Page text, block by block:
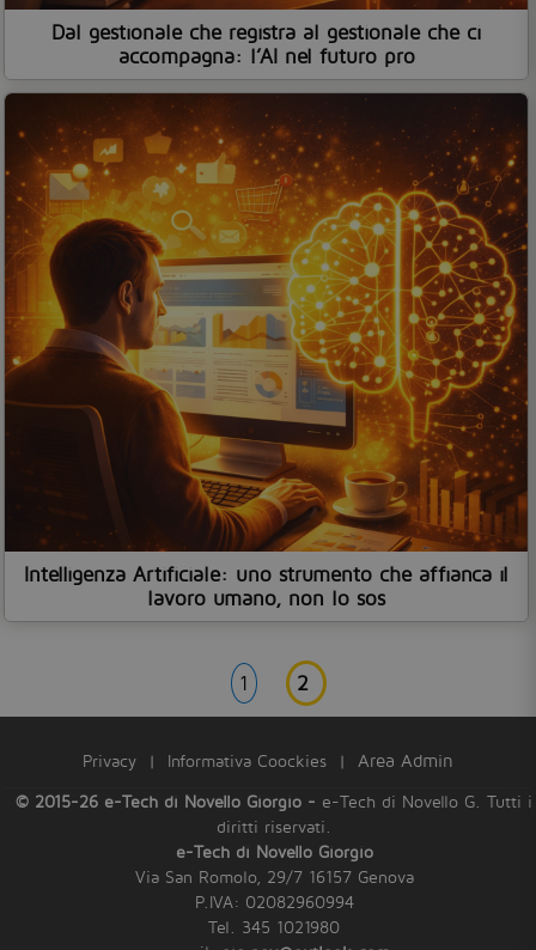
Dal gestionale che registra al gestionale che ci
accompagna: l’AI nel futuro pro
Intelligenza Artificiale: uno strumento che affianca il
lavoro umano, non lo sos
1 2
Privacy | Informativa Coockies | Area Admin
© 2015-26 e-Tech di Novello Giorgio - e-Tech di Novello G. Tutti i
diritti riservati.
e-Tech di Novello Giorgio
Via San Romolo, 29/7 16157 Genova
P.IVA: 02082960994
Tel. 345 1021980